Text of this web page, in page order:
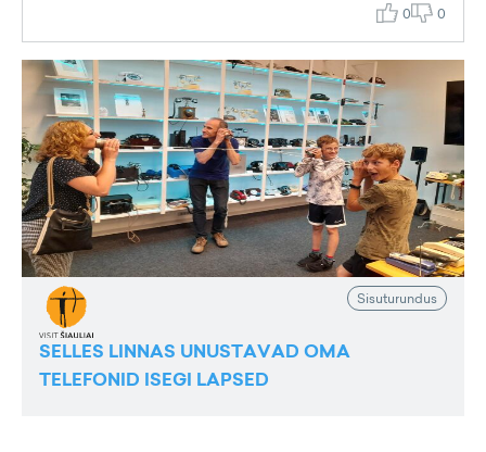
0 0
Sisuturundus
SELLES LINNAS UNUSTAVAD OMA
TELEFONID ISEGI LAPSED